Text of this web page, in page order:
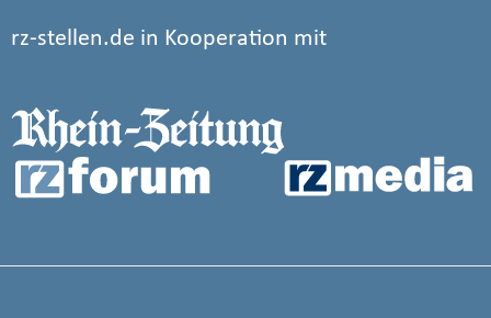
rz-stellen.de in Kooperation mit